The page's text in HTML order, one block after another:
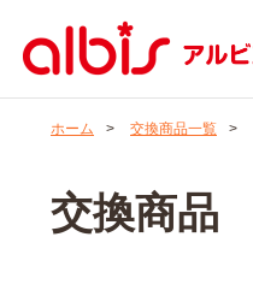
ホーム > 交換商品一覧 >
交換商品